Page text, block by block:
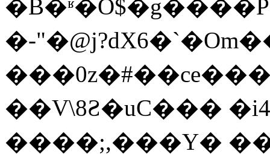
�-
���0z�#�
��V\8Ƨ�uC���
����;,���Y�